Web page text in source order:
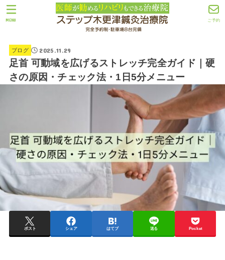
ご予約
MENU
ブログ 2025.11.29
足首 可動域を広げるストレッチ完全ガイド｜硬
さの原因・チェック法・1日5分メニュー
ポスト シェア はてブ 送る Pocket